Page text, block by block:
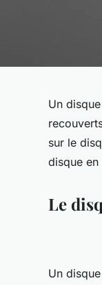
Un
sur le
disque
Le
Un